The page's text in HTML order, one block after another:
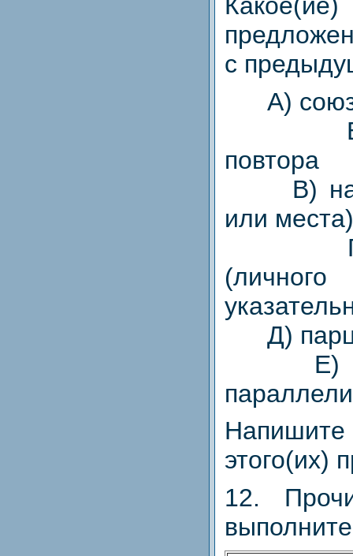
с
A)
Б)
повтора
В)
или места)
Г)
Д)
Е)
этого(их)
12.